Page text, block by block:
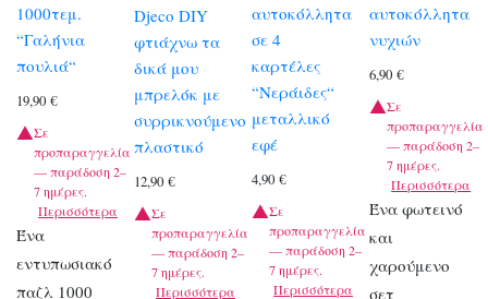
1000τεμ.
“Γαλήνια
πουλιά“
19,90 €
Σε
προπαραγγελία
— παράδοση 2–
7 ημέρες.
Περισσότερα
Ένα
εντυπωσιακό
παζλ 1000
Djeco DIY
φτιάχνω τα
δικά μου
μπρελόκ με
συρρικνούμενο
πλαστικό
12,90€
Σε
προπαραγγελία
— παράδοση 2–
7 ημέρες.
Περισσότερα
αυτοκόλλητα
σε 4
καρτέλες
“Νεράιδες“
μεταλλικό
εφέ
4,90€
Σε
προπαραγγελία
— παράδοση 2–
7 ημέρες.
Περισσότερα
αυτοκόλλητα
νυχιών
6,90€
Σε
προπαραγγελία
— παράδοση 2–
7 ημέρες.
Περισσότερα
Ένα φωτεινό
και
χαρούμενο
σετ